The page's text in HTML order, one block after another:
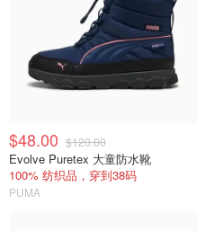
$48.00 $120.00
Evolve Puretex 大童防水靴
100% 纺织品，穿到38码
PUMA